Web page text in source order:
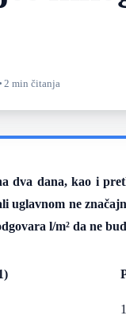
· 2 min čitanja
dana, kao i
uglavnom ne
l/m² da ne